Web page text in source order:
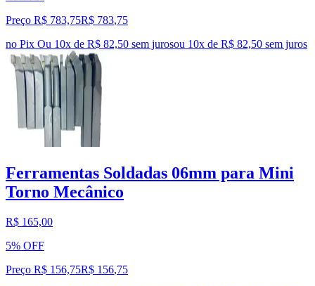
Preço R$ 783,75R$ 783,75
no Pix Ou 10x de R$ 82,50 sem jurosou 10x de R$ 82,50 sem juros
Ferramentas Soldadas 06mm para Mini
Torno Mecânico
R$ 165,00
5% OFF
Preço R$ 156,75R$ 156,75